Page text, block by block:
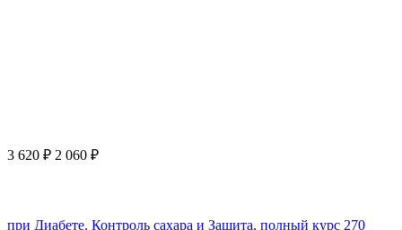
3 620 ₽ 2 060 ₽
при Диабете. Контроль сахара и Защита, полный курс 270